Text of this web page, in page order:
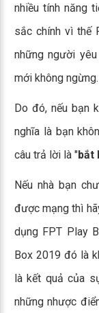
nhiều tính năng
sắc chính vì thế
những người
mới không ngừng.
Do đó, nếu bạn
nghĩa là bạn
câu trả lời là "bắt
Nếu nhà bạn
được mạng thì
dụng FPT Play
Box 2019 đó là
là kết quả của
những nhược